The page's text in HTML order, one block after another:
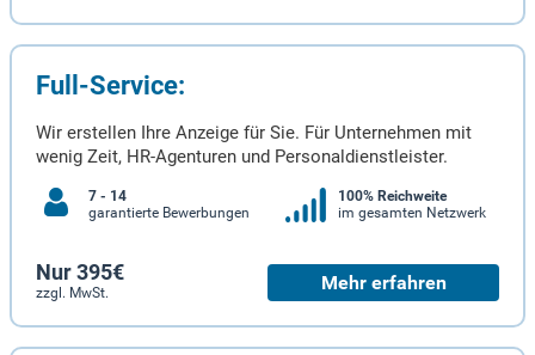
Full-Service:
Wir erstellen Ihre Anzeige für Sie. Für Unternehmen mit
wenig Zeit, HR-Agenturen und Personaldienstleister.
7 - 14
garantierte Bewerbungen
100% Reichweite
im gesamten Netzwerk
Nur 395€
zzgl. MwSt. Mehr erfahren